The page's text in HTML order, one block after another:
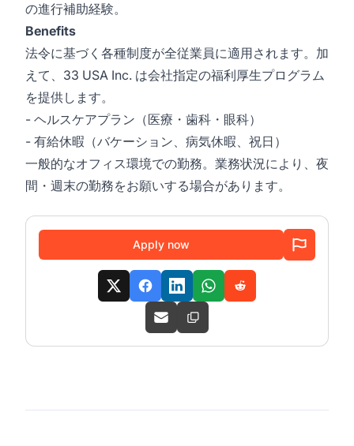
の進行補助経験。
Benefits
法令に基づく各種制度が全従業員に適用されます。加
えて、33 USA Inc. は会社指定の福利厚生プログラム
を提供します。
- ヘルスケアプラン（医療・歯科・眼科）
- 有給休暇（バケーション、病気休暇、祝日）
一般的なオフィス環境での勤務。業務状況により、夜
間・週末の勤務をお願いする場合があります。
Apply now